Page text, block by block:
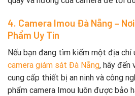
4. Camera Imou Đà Nẵng –
Phẩm Uy Tín
Nếu bạn đang tìm kiếm một địa chỉ
camera giám sát Đà Nẵng, hãy đến
cung cấp thiết bị an ninh và công
phẩm camera Imou luôn được bảo